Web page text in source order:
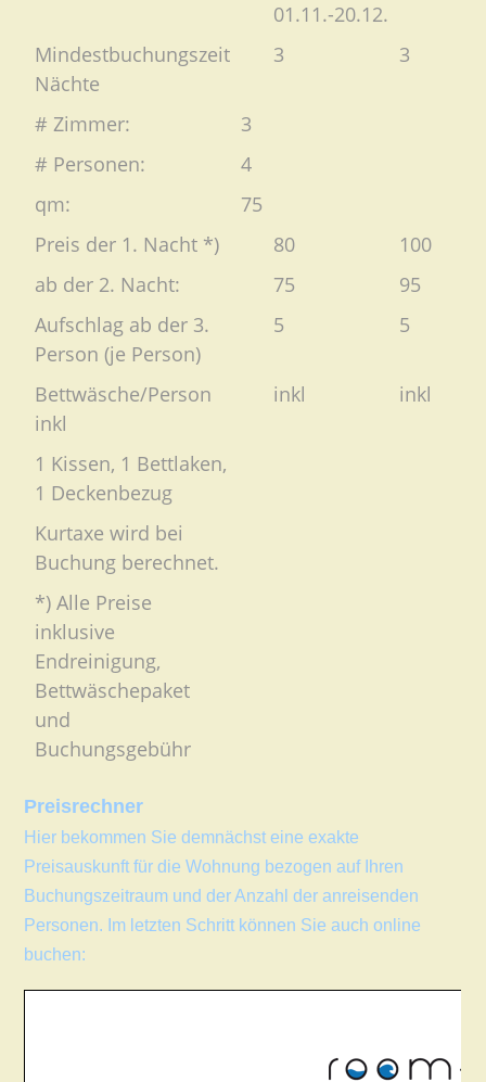
01.11.-20.12.
Mindestbuchungszeit
Nächte
3 3
# Zimmer:
3
# Personen:
4
qm:
75
Preis der 1. Nacht *)
80
100
ab der 2. Nacht:
75
95
Aufschlag ab der 3.
Person (je Person)
5 5
Bettwäsche/Person
inkl
inkl inkl
1 Kissen, 1 Bettlaken,
1 Deckenbezug
Kurtaxe wird bei
Buchung berechnet.
*) Alle Preise
inklusive
Endreinigung,
Bettwäschepaket
und
Buchungsgebühr
Preisrechner
Hier bekommen Sie demnächst eine exakte
Preisauskunft für die Wohnung bezogen auf Ihren
Buchungszeitraum und der Anzahl der anreisenden
Personen. Im letzten Schritt können Sie auch online
buchen: